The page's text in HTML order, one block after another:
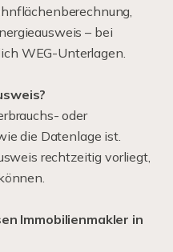
– bei
WEG-Unterlagen.
oder
die Datenlage ist.
rechtzeitig vorliegt,
Immobilienmakler in